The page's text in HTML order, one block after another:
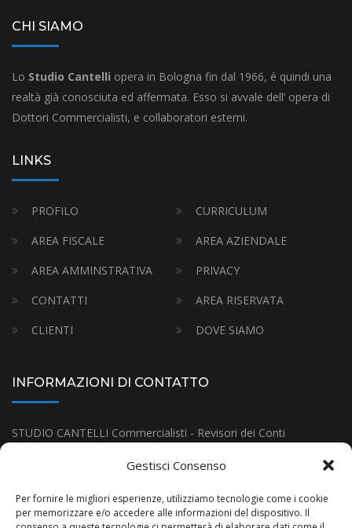
Gestisci Consenso
Per fornire le migliori esperienze, utilizziamo tecnologie come i cookie
per memorizzare e/o accedere alle informazioni del dispositivo. Il
CHI SIAMO
Lo Studio Cantelli opera in Bologna fin dal 1966, é quindi una
realtà già conosciuta ed affermata. Esso si avvale dell’ opera di
Dottori Commercialisti, e collaboratori esterni.
LINKS
PROFILO
CURRICULUM
AREA FISCALE
AREA AZIENDALE
AREA AMMINSTRATIVA
PRIVACY
CONTATTI
AREA RISERVATA
CLIENTI
DOVE SIAMO
INFORMAZIONI DI CONTATTO
STUDIO CANTELLI Commercialisti - Revisori dei Conti
E-mail:
infostudiocantelli@gmail.com